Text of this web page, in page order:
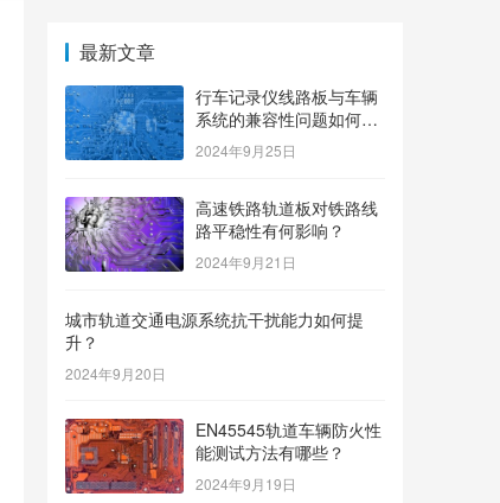
最新文章
行车记录仪线路板与车辆
系统的兼容性问题如何解
决？
2024年9月25日
高速铁路轨道板对铁路线
路平稳性有何影响？
2024年9月21日
城市轨道交通电源系统抗干扰能力如何提
升？
2024年9月20日
EN45545轨道车辆防火性
能测试方法有哪些？
2024年9月19日